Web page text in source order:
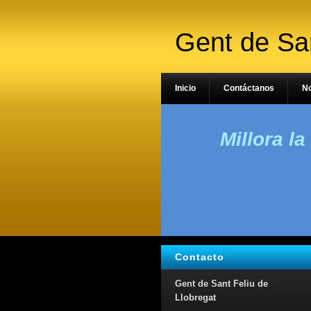
Gent de
Millora la
Contacto
Gent de Sant Feliu de
Llobregat
Inicio Contáctanos